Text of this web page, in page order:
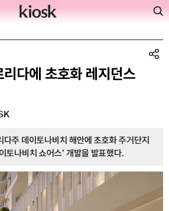
다에 초호화 레지던스
주 데이토나비치 해안에 초호화 주거단지
토나비치 쇼어스’ 개발을 발표했다.